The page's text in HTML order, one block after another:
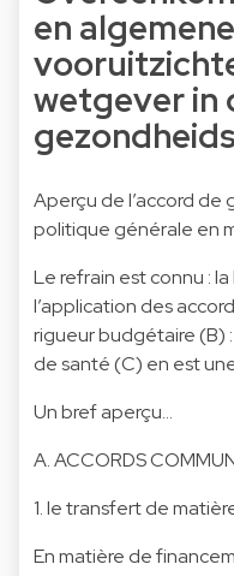
en
wetgever in
Aperçu de l’accord
politique générale en
Le refrain est connu :
l’application des
rigueur budgétaire (B)
de santé (C) en est
Un bref aperçu…
A. ACCORDS
1. le transfert de
En matière de